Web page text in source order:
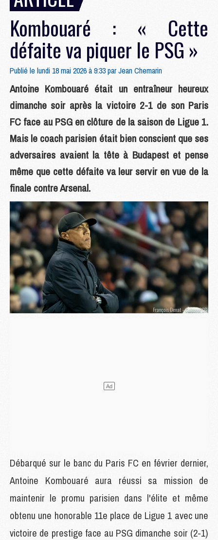
Kombouaré : « Cette
défaite va piquer le PSG »
Publié le lundi 18 mai 2026 à 9:33 parJean Chemarin
Antoine Kombouaré était un entraîneur heureux
dimanche soir après la victoire 2-1 de son Paris
FC face au PSG en clôture de la saison de Ligue 1.
Mais le coach parisien était bien conscient que ses
adversaires avaient la tête à Budapest et pense
même que cette défaite va leur servir en vue de la
finale contre Arsenal.
Débarqué sur le banc du Paris FC en février dernier,
Antoine Kombouaré aura réussi sa mission de
maintenir le promu parisien dans l'élite et même
obtenu une honorable 11e place de Ligue 1 avec une
victoire de prestige face au PSG dimanche soir (2-1)